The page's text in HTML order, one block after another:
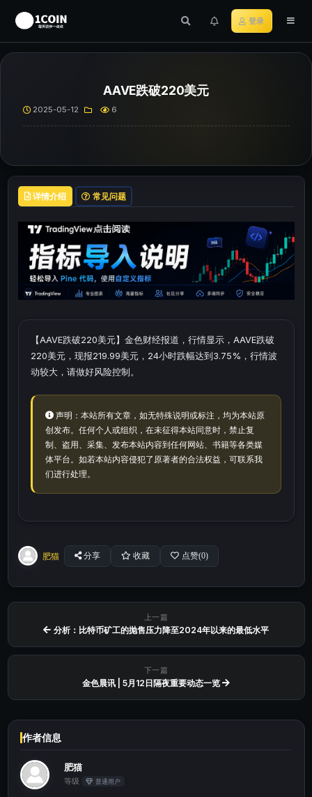
登录
AAVE跌破220美元
2025-05-12 6
详情介绍 常见问题
【AAVE跌破220美元】金色财经报道，行情显示，AAVE跌破
220美元，现报219.99美元，24小时跌幅达到3.75%，行情波
动较大，请做好风险控制。
声明：本站所有文章，如无特殊说明或标注，均为本站原
创发布。任何个人或组织，在未征得本站同意时，禁止复
制、盗用、采集、发布本站内容到任何网站、书籍等各类媒
体平台。如若本站内容侵犯了原著者的合法权益，可联系我
们进行处理。
肥猫 分享 收藏 点赞(0)
上一篇
分析：比特币矿工的抛售压力降至2024年以来的最低水平
下一篇
金色晨讯 | 5月12日隔夜重要动态一览
作者信息
肥猫
等级 普通用户